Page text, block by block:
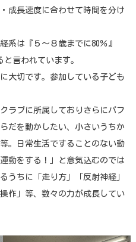
成長速度に合わせて時間を分け
系は『５〜８歳までに80％』
と言われています。
大切です。参加している子ども
ラブに所属しておりさらにパフ
だを動かしたい、小さいうちか
。日常生活ですることのない動
動をする！」と意気込むのでは
うちに「走り方」「反射神経」
作」等、数々の力が成長してい